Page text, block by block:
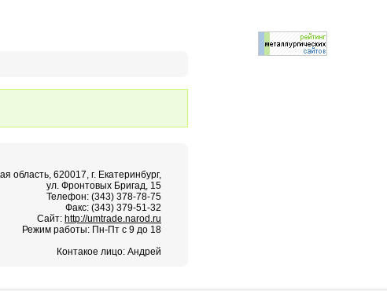
область, 620017, г. Екатеринбург,
ул. Фронтовых Бригад, 15
Телефон: (343) 378-78-75
Факс: (343) 379-51-32
Сайт: http://umtrade.narod.ru
Режим работы: Пн-Пт с 9 до 18
Контакое лицо: Андрей